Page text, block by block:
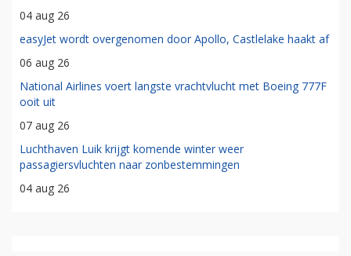
04 aug 26
easyJet wordt overgenomen door Apollo, Castlelake haakt af
06 aug 26
National Airlines voert langste vrachtvlucht met Boeing 777F
ooit uit
07 aug 26
Luchthaven Luik krijgt komende winter weer
passagiersvluchten naar zonbestemmingen
04 aug 26